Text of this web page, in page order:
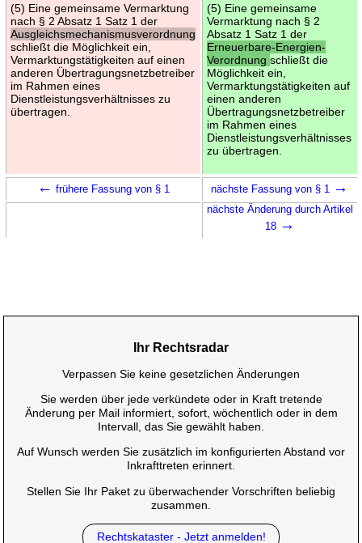
(5) Eine gemeinsame Vermarktung
nach § 2 Absatz 1 Satz 1 der
Ausgleichsmechanismusverordnung
schließt die Möglichkeit ein,
Vermarktungstätigkeiten auf einen
anderen Übertragungsnetzbetreiber
im Rahmen eines
Dienstleistungsverhältnisses zu
übertragen.
(5) Eine gemeinsame
Vermarktung nach § 2
Absatz 1 Satz 1 der
Erneuerbare-Energien-
Verordnung schließt die
Möglichkeit ein,
Vermarktungstätigkeiten auf
einen anderen
Übertragungsnetzbetreiber
im Rahmen eines
Dienstleistungsverhältnisses
zu übertragen.
← frühere Fassung von § 1 nächste Fassung von § 1 →
nächste Änderung durch Artikel
18 →
Ihr Rechtsradar
Verpassen Sie keine gesetzlichen Änderungen
Sie werden über jede verkündete oder in Kraft tretende
Änderung per Mail informiert, sofort, wöchentlich oder in dem
Intervall, das Sie gewählt haben.
Auf Wunsch werden Sie zusätzlich im konfigurierten Abstand vor
Inkrafttreten erinnert.
Stellen Sie Ihr Paket zu überwachender Vorschriften beliebig
zusammen.
Rechtskataster - Jetzt anmelden!